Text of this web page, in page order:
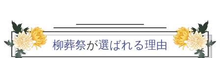
柳葬祭が選ばれる理由